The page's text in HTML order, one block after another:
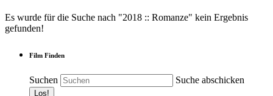
Es wurde für die Suche nach "2018 :: Romanze" kein Ergebnis
gefunden!
Film Finden
Suchen Suche abschicken